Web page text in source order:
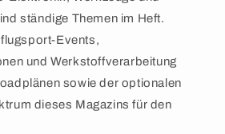
ständige Themen im Heft.
Events,
und Werkstoffverarbeitung
sowie der optionalen
dieses Magazins für den